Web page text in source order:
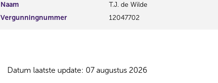
Naam
T.J. de Wilde
Vergunningnummer
12047702
Datum laatste update: 07 augustus 2026